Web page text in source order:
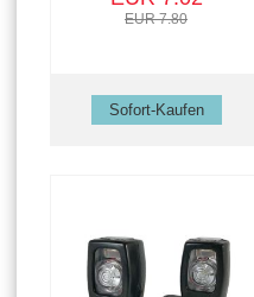
EUR 7.80